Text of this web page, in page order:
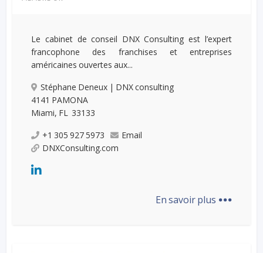
Le cabinet de conseil DNX Consulting est l’expert
francophone des franchises et entreprises
américaines ouvertes aux...
Stéphane Deneux | DNX consulting
4141 PAMONA
Miami, FL 33133
+1 305 927 5973
Email
DNXConsulting.com
En savoir plus ...